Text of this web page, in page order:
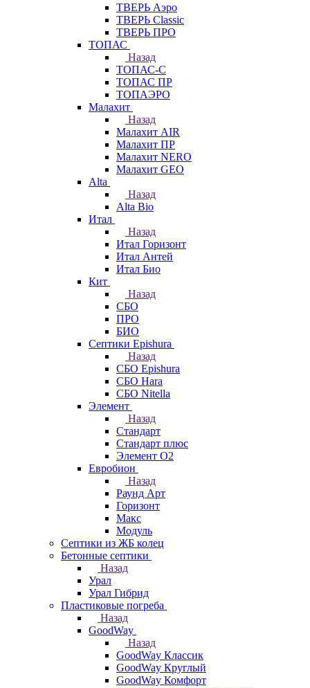
ТВЕРЬ Аэро
ТВЕРЬ Classic
ТВЕРЬ ПРО
ТОПАС
Назад
ТОПАС-С
ТОПАС ПР
ТОПАЭРО
Малахит
Назад
Малахит AIR
Малахит ПР
Малахит NERO
Малахит GEO
Alta
Назад
Alta Bio
Итал
Назад
Итал Горизонт
Итал Антей
Итал Био
Кит
Назад
СБО
ПРО
БИО
Септики Epishura
Назад
СБО Epishura
СБО Hara
СБО Nitella
Элемент
Назад
Стандарт
Стандарт плюс
Элемент О2
Евробион
Назад
Раунд Арт
Горизонт
Макс
Модуль
Септики из ЖБ колец
Бетонные септики
Назад
Урал
Урал Гибрид
Пластиковые погреба
Назад
GoodWay
Назад
GoodWay Классик
GoodWay Круглый
GoodWay Комфорт